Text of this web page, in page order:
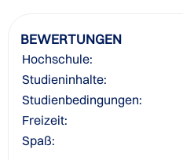
BEWERTUNGEN
Hochschule:
Studieninhalte:
Studienbedingungen:
Freizeit:
Spaß: